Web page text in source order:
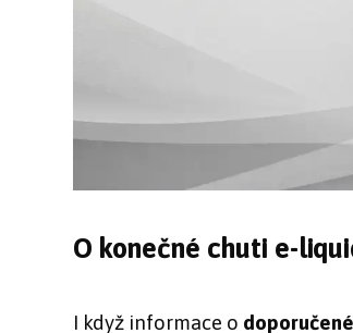
O konečné chuti e-
I když informace o